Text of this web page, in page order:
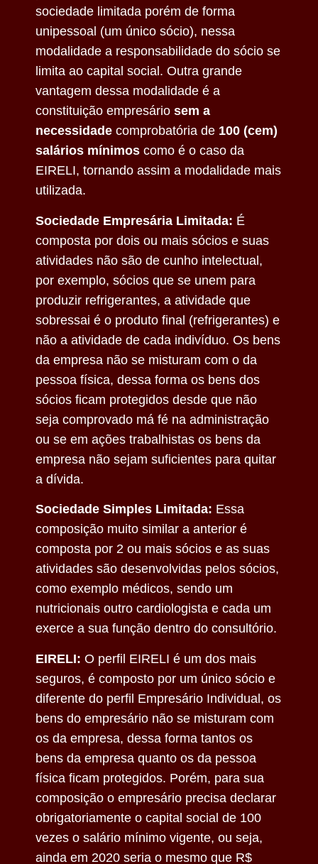
sociedade limitada porém de forma
unipessoal (um único sócio), nessa
modalidade a responsabilidade do sócio se
limita ao capital social. Outra grande
vantagem dessa modalidade é a
constituição empresário sem a
necessidade comprobatória de 100 (cem)
salários mínimos como é o caso da
EIRELI, tornando assim a modalidade mais
utilizada.
Sociedade Empresária Limitada: É
composta por dois ou mais sócios e suas
atividades não são de cunho intelectual,
por exemplo, sócios que se unem para
produzir refrigerantes, a atividade que
sobressai é o produto final (refrigerantes) e
não a atividade de cada indivíduo. Os bens
da empresa não se misturam com o da
pessoa física, dessa forma os bens dos
sócios ficam protegidos desde que não
seja comprovado má fé na administração
ou se em ações trabalhistas os bens da
empresa não sejam suficientes para quitar
a dívida.
Sociedade Simples Limitada: Essa
composição muito similar a anterior é
composta por 2 ou mais sócios e as suas
atividades são desenvolvidas pelos sócios,
como exemplo médicos, sendo um
nutricionais outro cardiologista e cada um
exerce a sua função dentro do consultório.
EIRELI: O perfil EIRELI é um dos mais
seguros, é composto por um único sócio e
diferente do perfil Empresário Individual, os
bens do empresário não se misturam com
os da empresa, dessa forma tantos os
bens da empresa quanto os da pessoa
física ficam protegidos. Porém, para sua
composição o empresário precisa declarar
obrigatoriamente o capital social de 100
vezes o salário mínimo vigente, ou seja,
ainda em 2020 seria o mesmo que R$